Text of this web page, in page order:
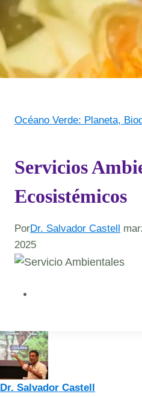
Océano Verde: Planeta,
Servicios
Ecosistémicos
PorDr. Salvador Castell
2025
Dr. Salvador Castell